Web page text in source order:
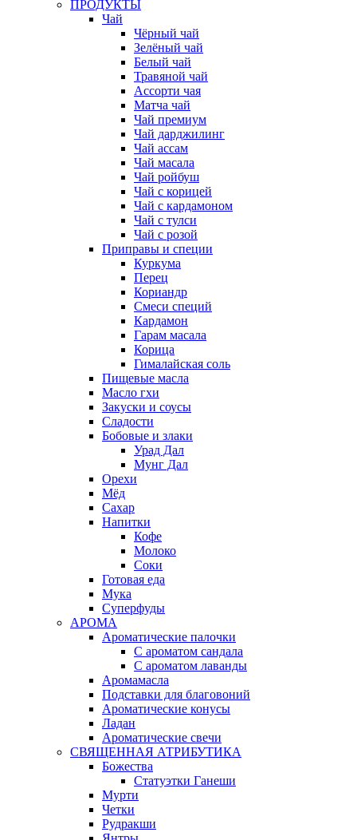
ПРОДУКТЫ
Чай
Чёрный чай
Зелёный чай
Белый чай
Травяной чай
Ассорти чая
Матча чай
Чай премиум
Чай дарджилинг
Чай ассам
Чай масала
Чай ройбуш
Чай с корицей
Чай с кардамоном
Чай с тулси
Чай с розой
Приправы и специи
Куркума
Перец
Кориандр
Смеси специй
Кардамон
Гарам масала
Корица
Гималайская соль
Пищевые масла
Масло гхи
Закуски и соусы
Сладости
Бобовые и злаки
Урад Дал
Мунг Дал
Орехи
Мёд
Сахар
Напитки
Кофе
Молоко
Соки
Готовая еда
Мука
Суперфуды
АРОМА
Ароматические палочки
С ароматом сандала
С ароматом лаванды
Аромамасла
Подставки для благовоний
Ароматические конусы
Ладан
Ароматические свечи
СВЯЩЕННАЯ АТРИБУТИКА
Божества
Статуэтки Ганеши
Мурти
Четки
Рудракши